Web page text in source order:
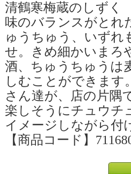
清鶴寒梅蔵のしず
味のバランスがとれ
ゅうちゅう、いずれ
せ。きめ細かいまろ
酒、ちゅうちゅうは
しむことができます
さん達が、店の片隅
楽しそうにチュウチ
イメージしながら付
【商品コード】